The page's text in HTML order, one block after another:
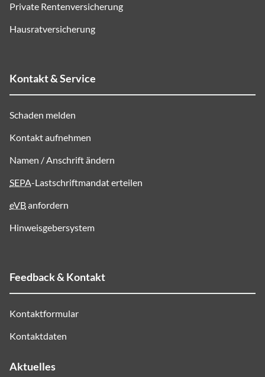
Private Rentenversicherung
Hausratversicherung
Kontakt & Service
Schaden melden
Kontakt aufnehmen
Namen / Anschrift ändern
SEPA-Lastschriftmandat erteilen
eVBanfordern
Hinweisgebersystem
Feedback & Kontakt
Kontaktformular
Kontaktdaten
Aktuelles